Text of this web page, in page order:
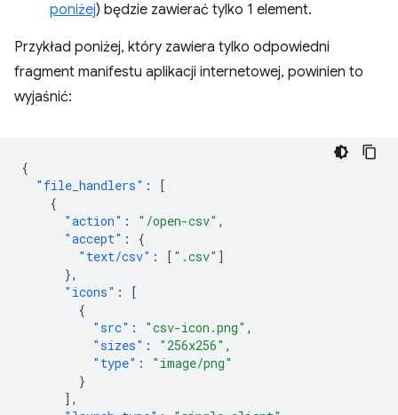
poniżej) będzie zawierać tylko 1 element.
Przykład poniżej, który zawiera tylko odpowiedni
fragment manifestu aplikacji internetowej, powinien to
wyjaśnić:
{
"file_handlers" :
[
{
"action" : "/open-csv" ,
"accept" :
{
"text/csv" : [ ".csv" ]
},
"icons" :
[
{
"src" : "csv-icon.png" ,
"sizes" : "256x256" ,
"type" :
"image/png"
}
],